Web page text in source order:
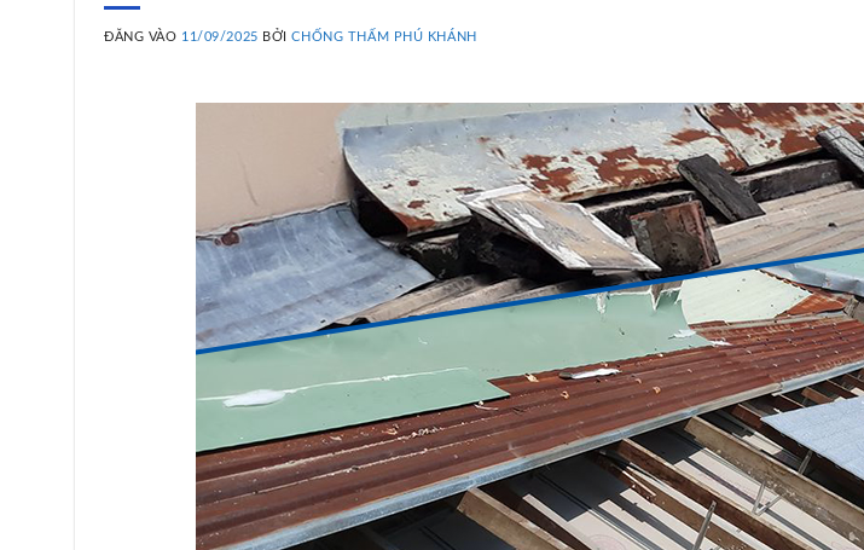
ĐĂNG VÀO 11/09/2025 BỞICHỐNG THẤM PHÚ KHÁNH